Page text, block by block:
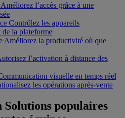
Améliorez l’accès grâce à une
Contrôlez les appareils
de la plateforme
Améliorez la productivité où que
l’activation à distance des
visuelle en temps réel
les opérations après-vente
Solutions populaires